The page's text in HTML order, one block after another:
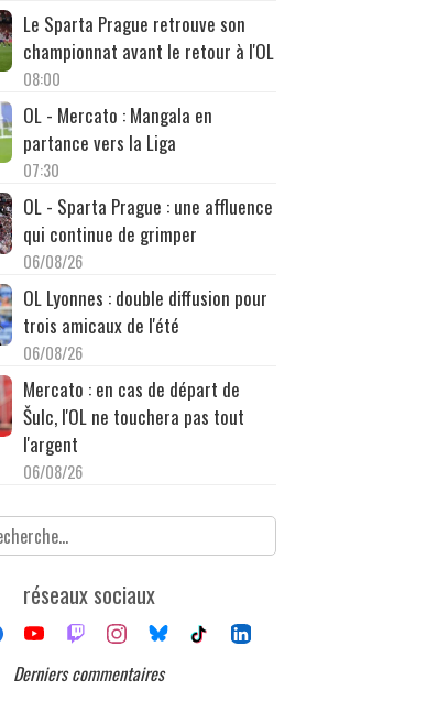
Le Sparta Prague retrouve son
championnat avant le retour à l'OL
08:00
OL - Mercato : Mangala en
partance vers la Liga
07:30
OL - Sparta Prague : une affluence
qui continue de grimper
06/08/26
OL Lyonnes : double diffusion pour
trois amicaux de l'été
06/08/26
Mercato : en cas de départ de
Šulc, l'OL ne touchera pas tout
l'argent
06/08/26
réseaux sociaux
Derniers commentaires